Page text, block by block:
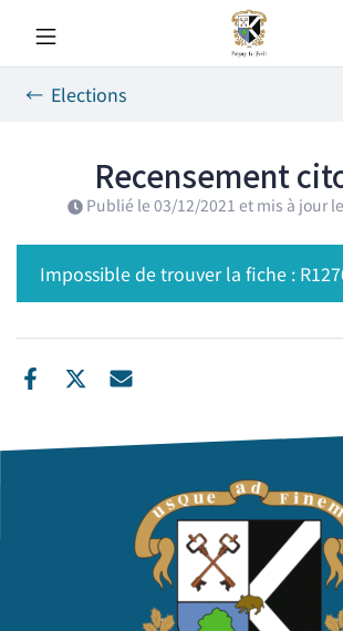
contenu
Elections
Recensement
Publié le 03/12/2021 et mis à jour le
Impossible de trouver la fiche :